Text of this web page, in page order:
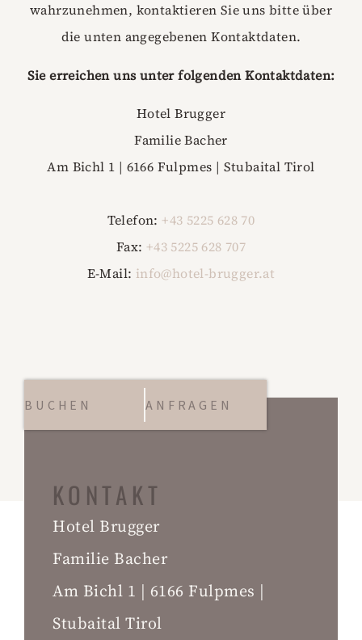
wahrzunehmen, kontaktieren Sie uns bitte über
die unten angegebenen Kontaktdaten.
Sie erreichen uns unter folgenden Kontaktdaten:
Hotel Brugger
Familie Bacher
Am Bichl 1 | 6166 Fulpmes | Stubaital Tirol
Telefon: +43 5225 628 70
Fax: +43 5225 628 707
E-Mail: info@hotel-brugger.at
BUCHEN ANFRAGEN
KONTAKT
Hotel Brugger
Familie Bacher
Am Bichl 1 | 6166 Fulpmes |
Stubaital Tirol